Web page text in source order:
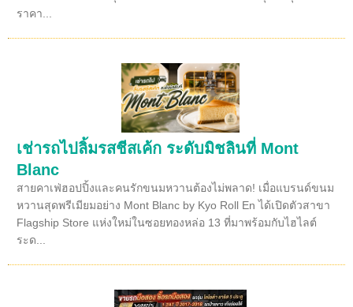
ราคา...
เช่ารถไปลิ้มรสชีสเค้ก ระดับมิชลินที่ Mont
Blanc
สายคาเฟ่ฮอปปิ้งและคนรักขนมหวานต้องไม่พลาด! เมื่อแบรนด์ขนม
หวานสุดพรีเมียมอย่าง Mont Blanc by Kyo Roll En ได้เปิดตัวสาขา
Flagship Store แห่งใหม่ในซอยทองหล่อ 13 ที่มาพร้อมกับไฮไลต์
ระด...